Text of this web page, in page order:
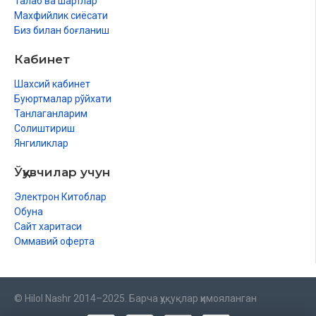
Махфийлик сиёсати
Биз билан боғланиш
Кабинет
Шахсий кабинет
Буюртмалар рўйхати
Танлаганларим
Солиштириш
Янгиликлар
Ўқувчилар учун
Электрон Китоблар
Обуна
Сайт харитаси
Оммавий оферта
© Hilol Nashr 2014–2025. Барча ҳуқуқлар ҳимояланган